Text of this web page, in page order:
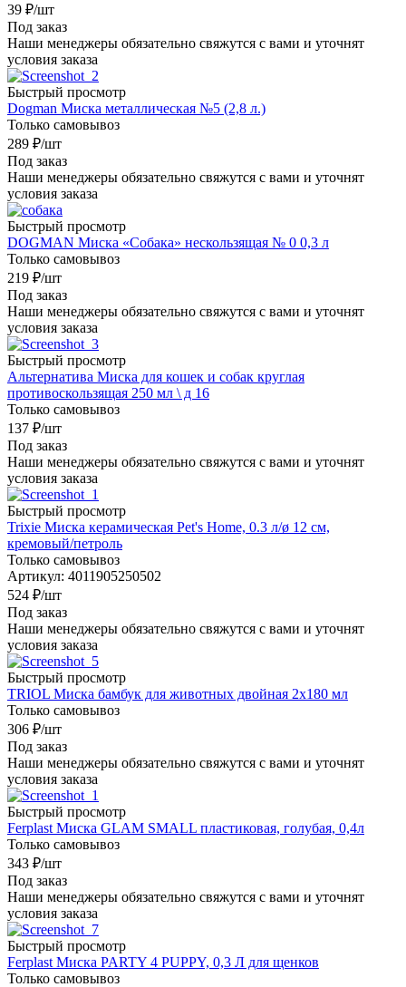
39 ₽/шт
Под заказ
Наши менеджеры обязательно свяжутся с вами и уточнят
условия заказа
Быстрый просмотр
Dogman Миска металлическая №5 (2,8 л.)
Только самовывоз
289 ₽/шт
Под заказ
Наши менеджеры обязательно свяжутся с вами и уточнят
условия заказа
Быстрый просмотр
DOGMAN Миска «Собака» нескользящая № 0 0,3 л
Только самовывоз
219 ₽/шт
Под заказ
Наши менеджеры обязательно свяжутся с вами и уточнят
условия заказа
Быстрый просмотр
Альтернатива Миска для кошек и собак круглая
противоскользящая 250 мл \ д 16
Только самовывоз
137 ₽/шт
Под заказ
Наши менеджеры обязательно свяжутся с вами и уточнят
условия заказа
Быстрый просмотр
Trixie Миска керамическая Pet's Home, 0.3 л/ø 12 см,
кремовый/петроль
Только самовывоз
Артикул: 4011905250502
524 ₽/шт
Под заказ
Наши менеджеры обязательно свяжутся с вами и уточнят
условия заказа
Быстрый просмотр
TRIOL Миска бамбук для животных двойная 2x180 мл
Только самовывоз
306 ₽/шт
Под заказ
Наши менеджеры обязательно свяжутся с вами и уточнят
условия заказа
Быстрый просмотр
Ferplast Миска GLAM SMALL пластиковая, голубая, 0,4л
Только самовывоз
343 ₽/шт
Под заказ
Наши менеджеры обязательно свяжутся с вами и уточнят
условия заказа
Быстрый просмотр
Ferplast Миска PARTY 4 PUPPY, 0,3 Л для щенков
Только самовывоз